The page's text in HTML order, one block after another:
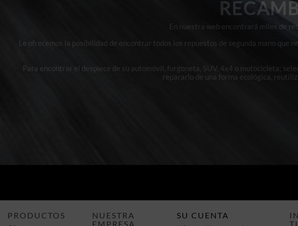
En nuestra web encontrará miles de
Le ofrecemos la posibilidad de encontrar todos los repuestos de segunda mano
Para encontrar el despiece de su automóvil, furgoneta, SUV, 4x4 o motocicleta;
repararlo de una forma ecológica,
PRODUCTOS
NUESTRA
EMPRESA
SU CUENTA